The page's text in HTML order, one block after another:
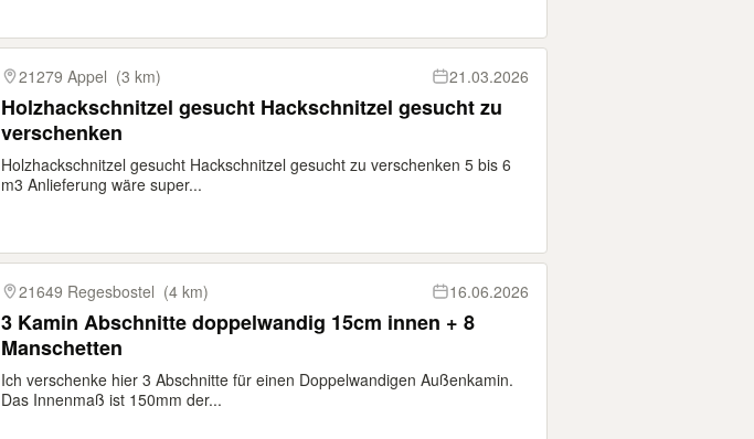
21279 Appel (3 km) 21.03.2026
Holzhackschnitzel gesucht Hackschnitzel gesucht zu
verschenken
Holzhackschnitzel gesucht Hackschnitzel gesucht zu verschenken 5 bis 6
m3 Anlieferung wäre super...
21649 Regesbostel (4 km) 16.06.2026
3 Kamin Abschnitte doppelwandig 15cm innen + 8
Manschetten
Ich verschenke hier 3 Abschnitte für einen Doppelwandigen Außenkamin.
Das Innenmaß ist 150mm der...